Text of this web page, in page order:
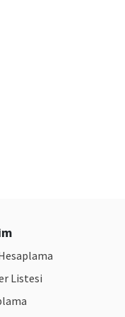
Listesi